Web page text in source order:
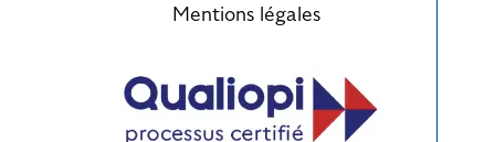
Mentions légales